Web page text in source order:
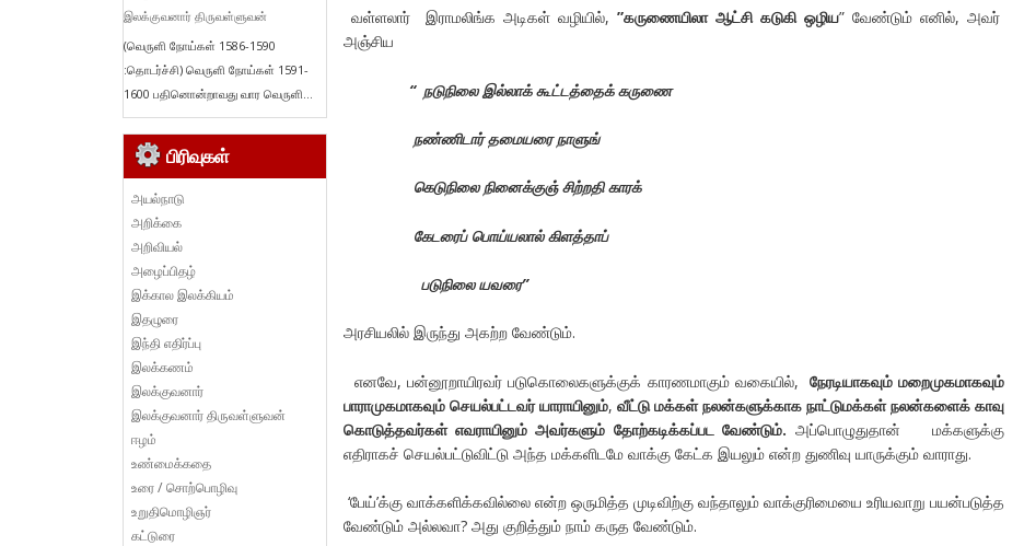
வள்ளலார் இராமலிங்க அடிகள் வழியில், ”கருணையிலா ஆட்சி கடுகி ஒழிய” வேண்டும் எனில், அவர்
அஞ்சிய
“ நடுநிலை இல்லாக் கூட்டத்தைக் கருணை
நண்ணிடார் தமையரை நாளுங்
கெடுநிலை நினைக்குஞ் சிற்றதி காரக்
கேடரைப் பொய்யலால் கிளத்தாப்
படுநிலை யவரை”
அரசியலில் இருந்து அகற்ற வேண்டும்.
எனவே, பன்னூறாயிரவர் படுகொலைகளுக்குக் காரணமாகும் வகையில்,நேரடியாகவும் மறைமுகமாகவும்
பாராமுகமாகவும் செயல்பட்டவர் யாராயினும், வீட்டு மக்கள் நலன்களுக்காக நாட்டுமக்கள் நலன்களைக் காவு
கொடுத்தவர்கள் எவராயினும் அவர்களும் தோற்கடிக்கப்பட வேண்டும். அப்பொழுதுதான் மக்களுக்கு
எதிராகச் செயல்பட்டுவிட்டு அந்த மக்களிடமே வாக்கு கேட்க இயலும் என்ற துணிவு யாருக்கும் வாராது.
‘பேய்’க்கு வாக்களிக்கவில்லை என்ற ஒருமித்த முடிவிற்கு வந்தாலும் வாக்குரிமையை உரியவாறு பயன்படுத்த
வேண்டும் அல்லவா? அது குறித்தும் நாம் கருத வேண்டும்.
இலக்குவனார் திருவள்ளுவன்
(வெருளி நோய்கள் 1586-1590
:தொடர்ச்சி) வெருளி நோய்கள் 1591-
1600 பதினொன்றாவது வார வெருளி...
பிரிவுகள்
அயல்நாடு
அறிக்கை
அறிவியல்
அழைப்பிதழ்
இக்கால இலக்கியம்
இதழுரை
இந்தி எதிர்ப்பு
இலக்கணம்
இலக்குவனார்
இலக்குவனார் திருவள்ளுவன்
ஈழம்
உண்மைக்கதை
உரை / சொற்பொழிவு
உறுதிமொழிஞர்
கட்டுரை